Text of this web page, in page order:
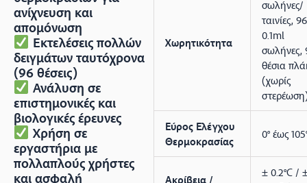
ανίχνευση και
απομόνωση
Εκτελέσεις πολλών
δειγμάτων ταυτόχρονα
(96 θέσεις)
Ανάλυση σε
επιστημονικές και
βιολογικές έρευνες
Χρήση σε
εργαστήρια με
πολλαπλούς χρήστες
και ασφαλή
Χωρητικότητα
σωλήνες/
ταινίες,
0.1ml
σωλήνες,
θέσια
(χωρίς
Εύρος Ελέγχου
Θερμοκρασίας
0° έως
Ακρίβεια /
± 0.2°C /